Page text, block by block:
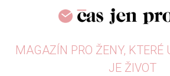
MAGAZÍN PRO ŽENY, KTERÉ
JE ŽIVOT